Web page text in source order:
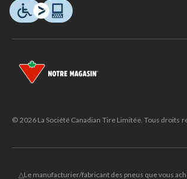
© 2026 La Société Canadian Tire Limitée. Tous droits
△Le manufacturier/fabricant des pneus que vous